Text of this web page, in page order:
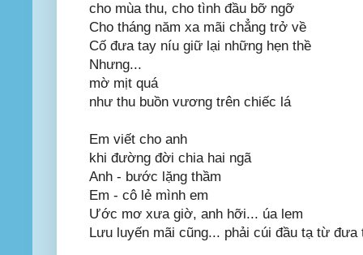
cho mùa thu, cho tình đầu bỡ ngỡ
Cho tháng năm xa mãi chẳng trở về
Cố đưa tay níu giữ lại những hẹn thề
Nhưng...
mờ mịt quá
như thu buồn vương trên chiếc lá
Em viết cho anh
khi đường đời chia hai ngã
Anh - bước lặng thầm
Em - cô lẻ mình em
Ước mơ xưa giờ, anh hỡi... úa lem
Lưu luyến mãi cũng... phải cúi đầu tạ từ đưa